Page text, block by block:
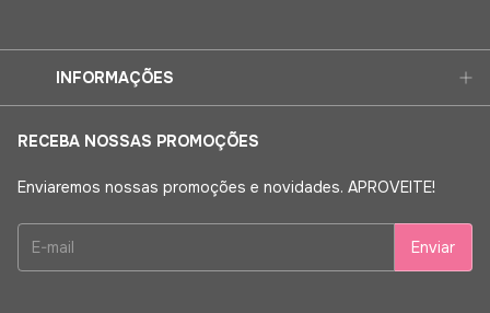
INFORMAÇÕES
RECEBA NOSSAS PROMOÇÕES
Enviaremos nossas promoções e novidades. APROVEITE!